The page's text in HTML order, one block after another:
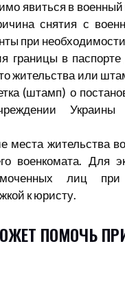
явиться в
снятия с
при
границы в
жительства или
(штамп) о
места жительства
военкомата. Для
лиц
к юристу.
ПОМОЧЬ